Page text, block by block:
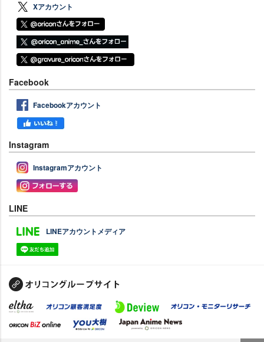
Xアカウント
Facebook
Facebookアカウント
Instagram
Instagramアカウント
LINE
LINEアカウントメディア